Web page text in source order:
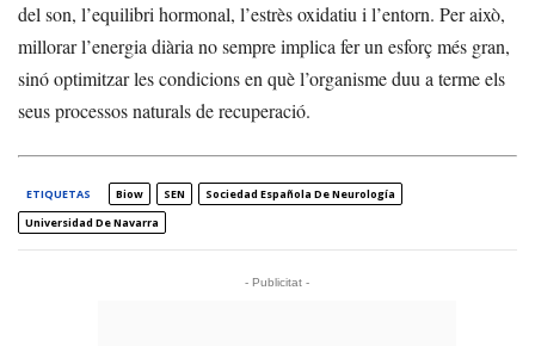
del son, l’equilibri hormonal, l’estrès oxidatiu i l’entorn. Per això,
millorar l’energia diària no sempre implica fer un esforç més gran,
sinó optimitzar les condicions en què l’organisme duu a terme els
seus processos naturals de recuperació.
ETIQUETAS Biow SEN
Sociedad Española De Neurología
Universidad De Navarra
- Publicitat -